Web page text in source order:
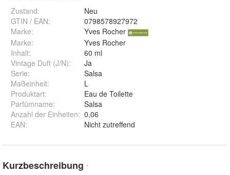
Zustand:
Neu
GTIN / EAN:
0798578927972
Marke:
Yves Rocher
Marke:
Yves Rocher
Inhalt:
60 ml
Vintage Duft (J/N):
Ja
Serie:
Salsa
Maßeinheit:
L
Produktart:
Eau de Toilette
Parfümname:
Salsa
Anzahl der Einheiten: 0,06
EAN: Nicht zutreffend
Kurzbeschreibung *